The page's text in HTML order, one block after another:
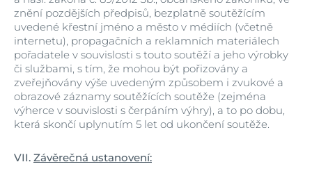
znění pozdějších předpisů, bezplatně soutěžícím
uvedené křestní jméno a město v médiích (včetně
internetu), propagačních a reklamních materiálech
pořadatele v souvislosti s touto soutěží a jeho výrobky
či službami, s tím, že mohou být pořizovány a
zveřejňovány výše uvedeným způsobem i zvukové a
obrazové záznamy soutěžících soutěže (zejména
výherce v souvislosti s čerpáním výhry), a to po dobu,
která skončí uplynutím 5 let od ukončení soutěže.
VII. Závěrečná ustanovení: